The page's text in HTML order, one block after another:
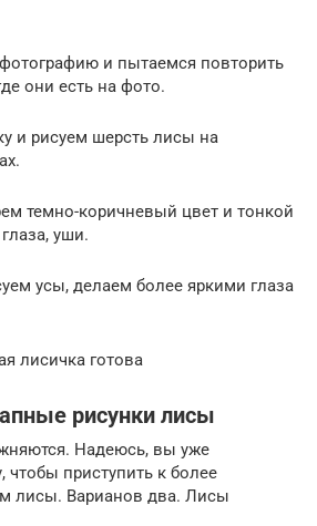
и пытаемся повторить
они есть на фото.
и рисуем шерсть лисы на
темно-коричневый цвет и тонкой
уши.
усы, делаем более яркими глаза
лисичка готова
рисунки лисы
Надеюсь, вы уже
чтобы приступить к более
лисы. Варианов два. Лисы